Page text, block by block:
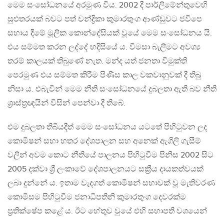
මෙම සංසෝධනයේ අරමුණ විය. 2002 දී පාර්ලිමේන්තුවෙහි
සුළුතරයක් බවට පත් චන්ද්‍රිකා කුමාරතුංග ආණ්ඩුවට ජවිපෙ
සහාය දීමේ මූලික කොන්දේසියක් වූයේ මෙම සංසෝධනය යි.
එය සම්මත කරන ලද්දේ හදිසියේ ය. විමසා බැලීමට අවශ්‍ය
තරම් කාලයක් තිබුණේ නැත. මන්ද යත් ජනතා විමුක්ති
පෙරමුණ එය සම්මත කිරීම පිණිස කාල වකවානුවක් දී තිබු
නිසා ය. එබැවින් මෙම නීති සංසෝධනයේ දුබලතා ඇති බව නීති
ශ්‍රාස්ත්‍රඥයින් විසින් පෙන්වා දී තිබේ.
එම දුබලතා තිබියදීත් මෙම සංසෝධනය යටතේ පිහිටුවන ලද
කොමිෂන් සභා හතර දේශපාලන සහ අනෙක් ඇගිලි ගැසීම්
වලින් අවම කොට නීතියේ පාලනය පිහිටුවීම පිනිස 2002 සිට
2005 දක්වා ශ්‍රී ලංකාවේ දේශපාලනයට සක්‍රීය දායකත්වයක්
ලබා දුන්නේ ය. ඉතාම වැදගත් කොමිෂන් සභාවක් වූ මැතිවරණ
කොමිසම පිහිටුවීම ජනාධිපතිනි කුමාරතුංග දෙවරක්ම
ප්‍රතික්ෂේප කළේ ය. ඊට හේතුව වුයේ එහි සභාපති වශයෙන්